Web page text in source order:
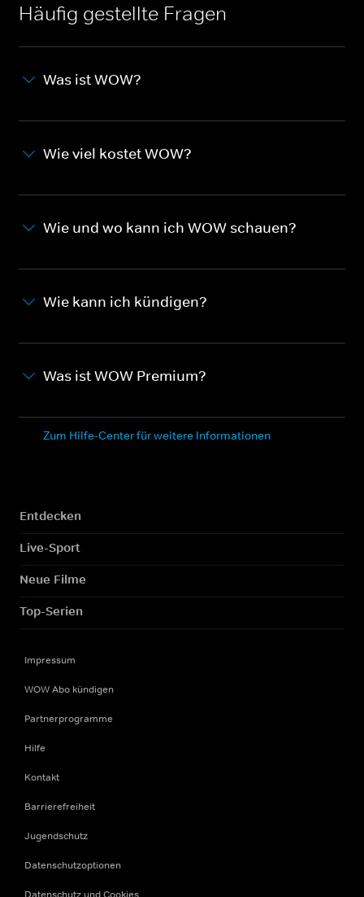
Häufig gestellte Fragen
Was ist WOW?
Wie viel kostet WOW?
Wie und wo kann ich WOW schauen?
Wie kann ich kündigen?
Was ist WOW Premium?
Zum Hilfe-Center für weitere Informationen
Entdecken
Live-Sport
Neue Filme
Top-Serien
Impressum
WOW Abo kündigen
Partnerprogramme
Hilfe
Kontakt
Barrierefreiheit
Jugendschutz
Datenschutzoptionen